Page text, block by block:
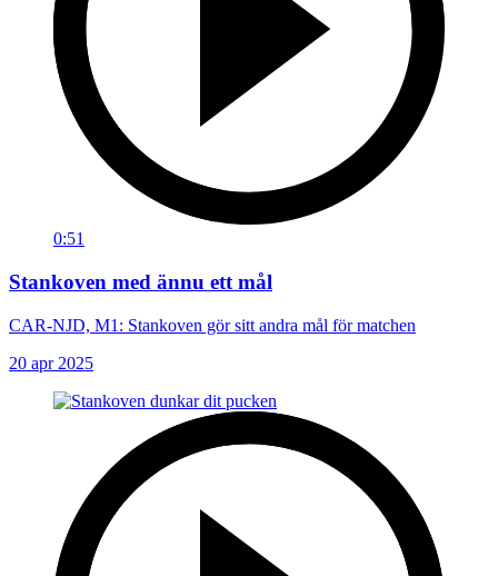
0:51
Stankoven med ännu ett mål
CAR-NJD, M1: Stankoven gör sitt andra mål för matchen
20 apr 2025